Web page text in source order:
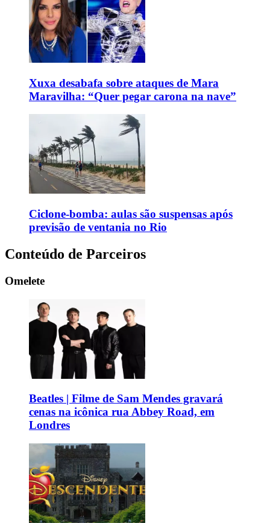
Xuxa desabafa sobre ataques de Mara
Maravilha: “Quer pegar carona na nave”
Ciclone-bomba: aulas são suspensas após
previsão de ventania no Rio
Conteúdo de Parceiros
Omelete
Beatles | Filme de Sam Mendes gravará
cenas na icônica rua Abbey Road, em
Londres